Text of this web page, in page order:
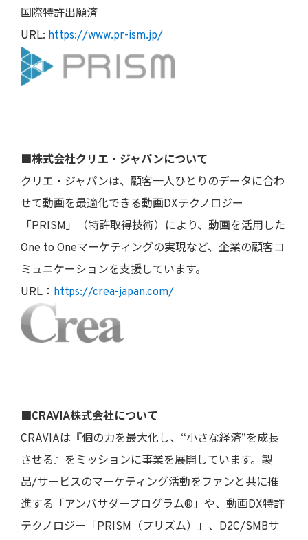
国際特許出願済
URL: https://www.pr-ism.jp/
■株式会社クリエ・ジャパンについて
クリエ・ジャパンは、顧客一人ひとりのデータに合わ
せて動画を最適化できる動画DXテクノロジー
「PRISM」（特許取得技術）により、動画を活用した
One to Oneマーケティングの実現など、企業の顧客コ
ミュニケーションを支援しています。
URL： https://crea-japan.com/
■CRAVIA株式会社について
CRAVIAは『個の力を最大化し、“小さな経済”を成長
させる』をミッションに事業を展開しています。製
品/サービスのマーケティング活動をファンと共に推
進する「アンバサダープログラム®」や、動画DX特許
テクノロジー「PRISM（プリズム）」、D2C/SMBサ